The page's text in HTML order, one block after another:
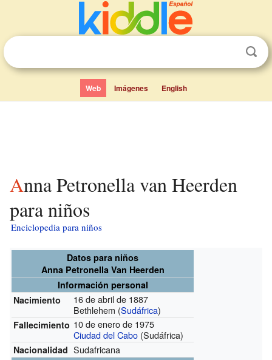
Web Imágenes English
Anna Petronella van Heerden
para niños
Enciclopedia para niños
Datos para niños
Anna Petronella Van Heerden
Información personal
Nacimiento
16 de abril de 1887
Bethlehem (Sudáfrica)
Fallecimiento 10 de enero de 1975
Ciudad del Cabo (Sudáfrica)
Nacionalidad Sudafricana